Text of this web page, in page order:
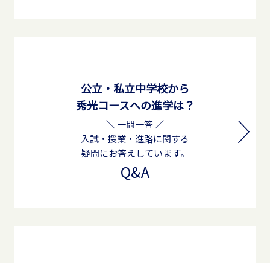
公立・私立中学校から
秀光コースへの進学は？
＼ 一問一答 ／
入試・授業・進路に関する
疑問にお答えしています。
Q&A